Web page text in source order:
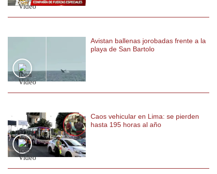
Avistan ballenas jorobadas frente a la
playa de San Bartolo
Caos vehicular en Lima: se pierden
hasta 195 horas al año